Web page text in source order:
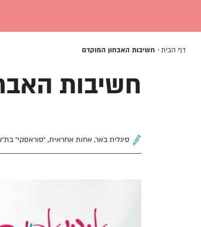
דף הבית חשיבות האבחון המוקדם
חשיבות
סיגלית באר, אחות אחראית, ״סוראסקי״